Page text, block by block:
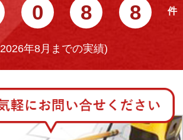
0 8 8
2026年8月までの実績)